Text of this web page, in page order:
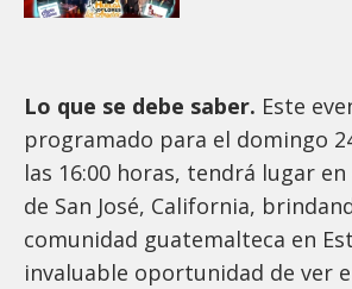
Lo que se debe saber. Este
programado para el domingo
las 16:00 horas, tendrá lugar en
de San José, California,
comunidad guatemalteca en
invaluable oportunidad de ver